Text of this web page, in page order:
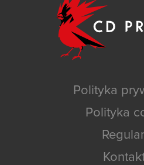
Polityka
Polityka